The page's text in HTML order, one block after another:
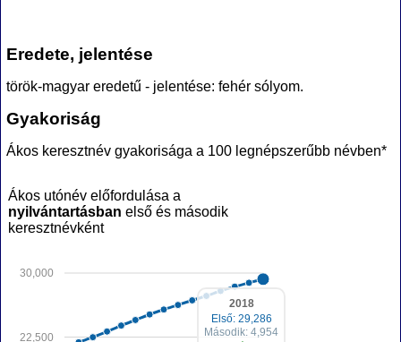
Eredete, jelentése
török-magyar eredetű - jelentése: fehér sólyom.
Gyakoriság
Ákos keresztnév gyakorisága a 100 legnépszerűbb névben*
Ákos utónév előfordulása a
nyilvántartásban első és második
keresztnévként
22,500
30,000
2018
Első: 29,286
Második: 4,954